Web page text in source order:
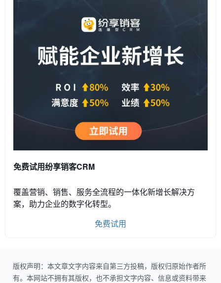
免费试用纷享销客CRM
覆盖营销、销售、服务全流程的一体化新增长解决方
案，助力企业的数字化转型。
免费试用
版权声明：本文章文字内容来自第三方投稿，版权归原始作者所
有。本网站不拥有其版权，也不承担文字内容、信息或资料带来